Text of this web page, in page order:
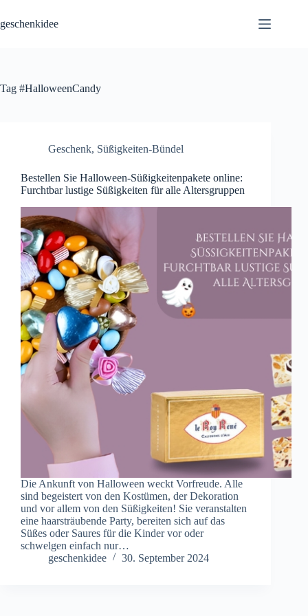
content
geschenkidee
Tag #HalloweenCandy
Geschenk, Süßigkeiten-Bündel
Bestellen Sie Halloween-Süßigkeitenpakete online:
Furchtbar lustige Süßigkeiten für alle Altersgruppen
Die Ankunft von Halloween weckt Vorfreude. Alle
sind begeistert von den Kostümen, der Dekoration
und vor allem von den Süßigkeiten! Sie veranstalten
eine haarsträubende Party, bereiten sich auf das
Süßes oder Saures für die Kinder vor oder
schwelgen einfach nur…
geschenkidee
30. September 2024